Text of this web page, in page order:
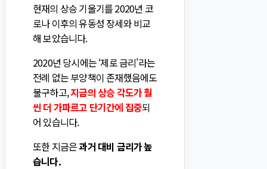
현재의 상승 기울기를 2020년 코
로나 이후의 유동성 장세와 비교
해 보았습니다.
2020년 당시에는 ‘제로 금리’라는
전례 없는 부양책이 존재했음에도
불구하고,지금의 상승 각도가 훨
씬 더 가파르고 단기간에 집중되
어 있습니다.
또한 지금은과거 대비 금리가 높
습니다.